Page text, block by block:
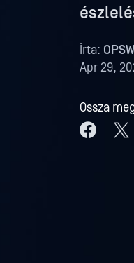
Írta:
Apr 29,
Ossza